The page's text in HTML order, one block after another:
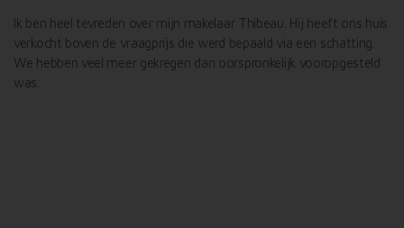
Ik ben heel tevreden over mijn makelaar Thibeau. Hij heeft ons huis
verkocht boven de vraagprijs die werd bepaald via een schatting.
We hebben veel meer gekregen dan oorspronkelijk vooropgesteld
was.